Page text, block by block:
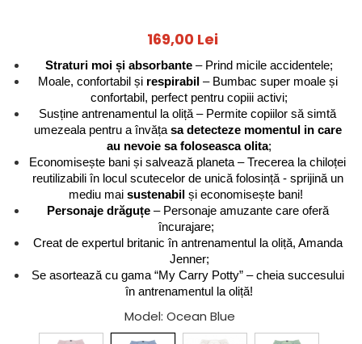
169,00 Lei
Straturi moi și absorbante – Prind micile accidentele;
Moale, confortabil și respirabil – Bumbac super moale și
confortabil, perfect pentru copiii activi;
Susține antrenamentul la oliță – Permite copiilor să simtă
umezeala pentru a învăța sa detecteze momentul in care
au nevoie sa foloseasca olita;
Economisește bani și salvează planeta – Trecerea la chiloței
reutilizabili în locul scutecelor de unică folosință - sprijină un
mediu mai sustenabil și economisește bani!
Personaje drăguțe – Personaje amuzante care oferă
încurajare;
Creat de expertul britanic în antrenamentul la oliță, Amanda
Jenner;
Se asortează cu gama “My Carry Potty” – cheia succesului
în antrenamentul la oliță!
Model: Ocean Blue